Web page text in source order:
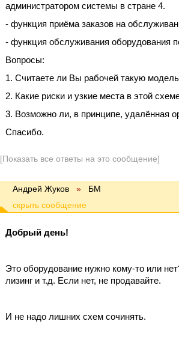
администратором системы в стране 4.
- функция приёма заказов на
- функция обслуживания оборудования
Вопросы:
Считаете ли Вы рабочей такую модель
Какие риски и узкие места в этой
Возможно ли, в принципе, удалённая
Спасибо.
[Показать все ответы на это сообщение]
Андрей Жуков » БМ
Добрый день!
Это оборудование нужно кому-то или
лизинг и т.д. Если нет, не продавайте.
И не надо лишних схем сочинять.